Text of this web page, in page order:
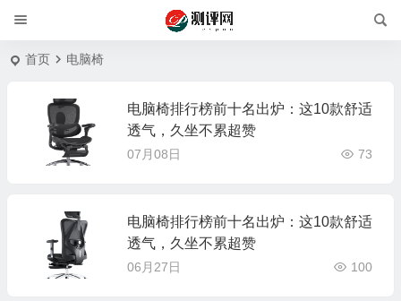
首页 电脑椅
电脑椅排行榜前十名出炉：这10款舒适
透气，久坐不累超赞
07月08日 73
电脑椅排行榜前十名出炉：这10款舒适
透气，久坐不累超赞
06月27日 100